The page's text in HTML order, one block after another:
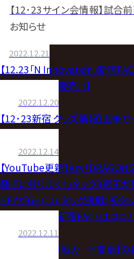
【12･23サイン会情報】試合
お知らせ
2022.12.21
【12.23「N Innovation」新宿
17時30分より販売！！】
2022.12.20
【12･23新宿 グッズ情報】直筆
2022.12.14
【YouTube更新】Kzy「
騒ぎに参ります！」タッグ3冠王
HEYがGHC Jr.タッグ挑戦！初
の予感、12.23新宿FACEはユニ
2022.12.11
【選手欠場＆対戦カード変更】